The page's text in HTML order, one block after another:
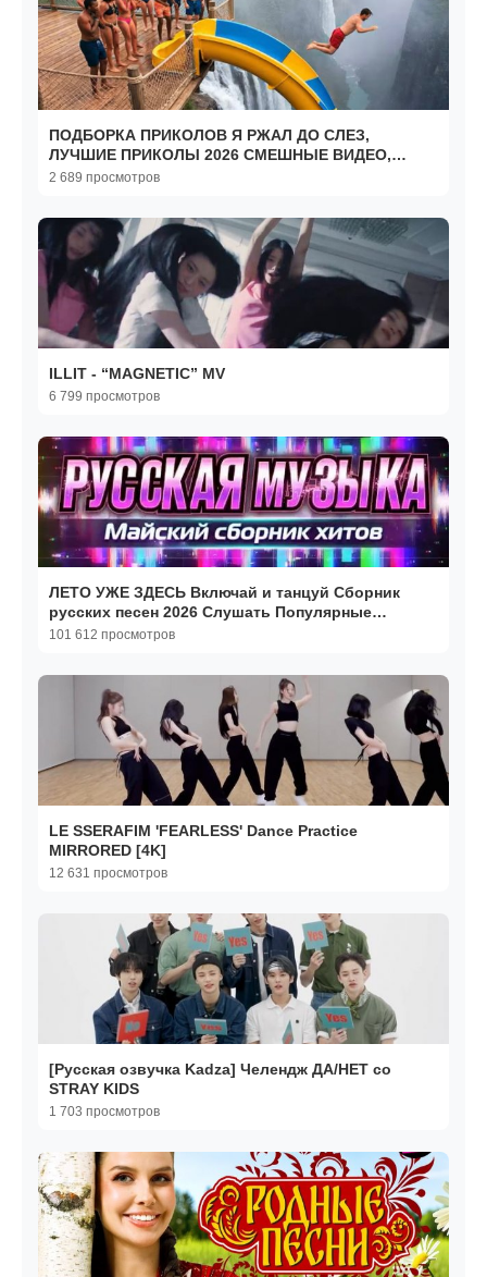
ПОДБОРКА ПРИКОЛОВ Я РЖАЛ ДО СЛЕЗ,
ЛУЧШИЕ ПРИКОЛЫ 2026 СМЕШНЫЕ ВИДЕО,
ДЕВУШКИ , ПОДБОРКА ПРИКОЛОВ
2 689 просмотров
ILLIT - “MAGNETIC” MV
6 799 просмотров
ЛЕТО УЖЕ ЗДЕСЬ Включай и танцуй Сборник
русских песен 2026 Слушать Популярные
Новинки и Хиты 2026
101 612 просмотров
LE SSERAFIM 'FEARLESS' Dance Practice
MIRRORED [4K]
12 631 просмотров
[Русская озвучка Kadza] Челендж ДА/НЕТ со
STRAY KIDS
1 703 просмотров